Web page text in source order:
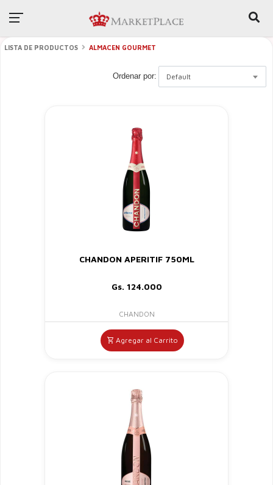
LISTA DE PRODUCTOS ALMACEN GOURMET
Ordenar por: Default
CHANDON APERITIF 750ML
Gs. 124.000
CHANDON
Agregar al Carrito